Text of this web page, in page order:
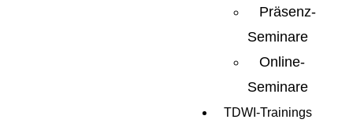
Präsenz-
Seminare
Online-
Seminare
TDWI-Trainings